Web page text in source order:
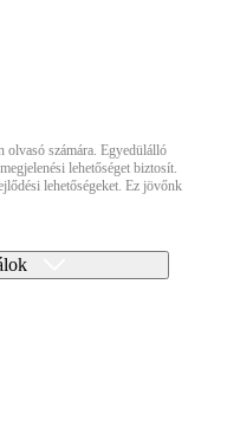
számára. Egyedülálló
lehetőséget biztosít.
lehetőségeket. Ez jövőnk